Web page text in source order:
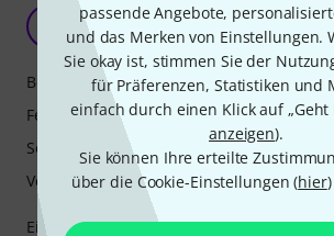
passende Angebote,
und das Merken von Einstellungen.
Sie okay ist, stimmen Sie der
für Präferenzen, Statistiken und
einfach durch einen Klick auf „Geht
anzeigen).
Sie können Ihre erteilte
über die Cookie-Einstellungen (hier
AlHe 11.03.2022
Einfach ein super, klasse, analoger
Bedienung
Features
Sound
Verarbeitung